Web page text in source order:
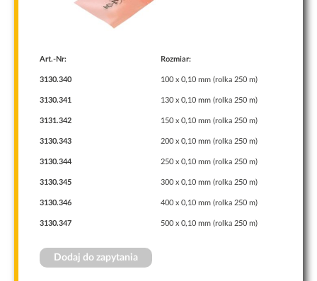
Art.-Nr: Rozmiar:
3130.340 100 x 0,10 mm (rolka 250 m)
3130.341 130 x 0,10 mm (rolka 250 m)
3131.342 150 x 0,10 mm (rolka 250 m)
3130.343 200 x 0,10 mm (rolka 250 m)
3130.344 250 x 0,10 mm (rolka 250 m)
3130.345 300 x 0,10 mm (rolka 250 m)
3130.346 400 x 0,10 mm (rolka 250 m)
3130.347 500 x 0,10 mm (rolka 250 m)
Dodaj do zapytania
Abyśmy mogli
funkcjonalność
i strukturę
strony
internetowej,
tego, jak
używana.
Aby nasza